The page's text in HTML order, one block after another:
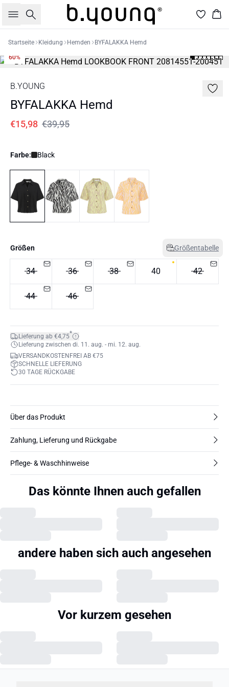
Suche
Startseite Kleidung Hemden BYFALAKKA Hemd
60%
B.YOUNG
BYFALAKKA Hemd
€15,98 €39,95
Farbe: Black
Größen Größentabelle
34 36 38 40 42
44 46
Lieferung ab €4,75*
Lieferung zwischen di. 11. aug. - mi. 12. aug.
VERSANDKOSTENFREI AB €75
SCHNELLE LIEFERUNG
30 TAGE RÜCKGABE
Über das Produkt
Zahlung, Lieferung und Rückgabe
Pflege- & Waschhinweise
Das könnte Ihnen auch gefallen
andere haben sich auch angesehen
Vor kurzem gesehen